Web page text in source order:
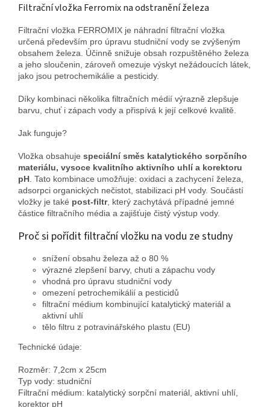
Filtrační vložka Ferromix na odstranění železa
Filtrační vložka FERROMIX je náhradní filtrační vložka
určená především pro úpravu studniční vody se zvýšeným
obsahem železa. Účinně snižuje obsah rozpuštěného železa
a jeho sloučenin, zároveň omezuje výskyt nežádoucích látek,
jako jsou petrochemikálie a pesticidy.
Díky kombinaci několika filtračních médií výrazně zlepšuje
barvu, chuť i zápach vody a přispívá k její celkové kvalitě.
Jak funguje?
Vložka obsahuje speciální směs katalytického sorpčního
materiálu, vysoce kvalitního aktivního uhlí a korektoru
pH . Tato kombinace umožňuje: oxidaci a zachycení železa,
adsorpci organických nečistot, stabilizaci pH vody. Součástí
vložky je také post-filtr, který zachytává případné jemné
částice filtračního média a zajišťuje čistý výstup vody.
Proč si pořídit filtrační vložku na vodu ze studny
snížení obsahu železa až o 80 %
výrazné zlepšení barvy, chuti a zápachu vody
vhodná pro úpravu studniční vody
omezení petrochemikálií a pesticidů
filtrační médium kombinující katalytický materiál a
aktivní uhlí
tělo filtru z potravinářského plastu (EU)
Technické údaje:
Rozměr: 7,2cm x 25cm
Typ vody: studniční
Filtrační médium: katalytický sorpční materiál, aktivní uhlí,
korektor pH